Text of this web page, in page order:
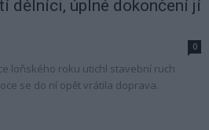
dělníci, úplné dokončení jí
0
loňského roku utichl stavební ruch
se do ní opět vrátila doprava.